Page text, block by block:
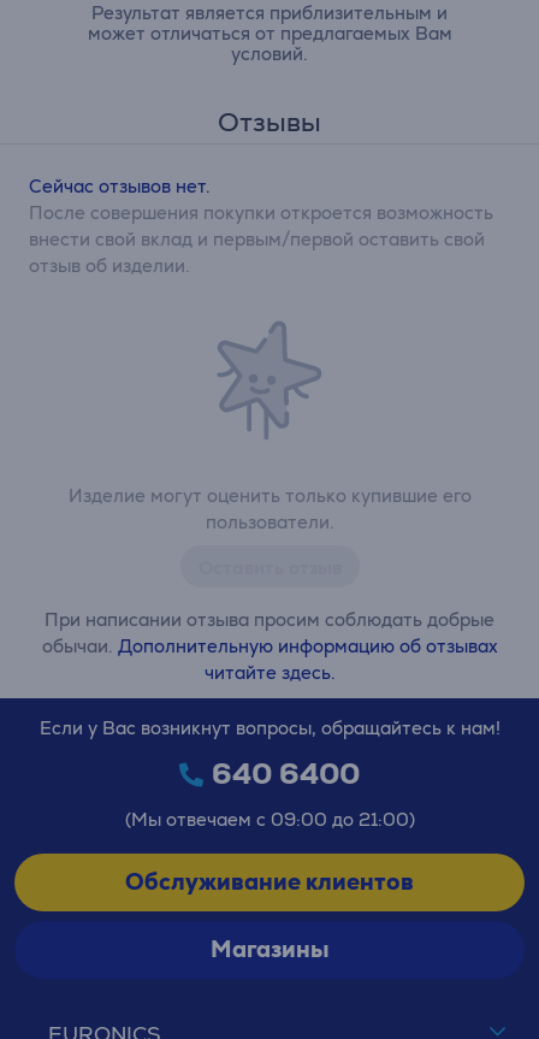
Результат является приблизительным и
может отличаться от предлагаемых Вам
условий.
Отзывы
Изделие могут оценить только купившие его
пользователи.
При написании отзыва просим соблюдать добрые
обычаи. Дополнительную информацию об отзывах
читайте здесь.
Сейчас отзывов нет.
После совершения покупки откроется возможность
внести свой вклад и первым/первой оставить свой
отзыв об изделии.
Если у Вас возникнут вопросы, обращайтесь к нам!
640 6400
(Мы отвечаем с 09:00 до 21:00)
Обслуживание клиентов
Магазины